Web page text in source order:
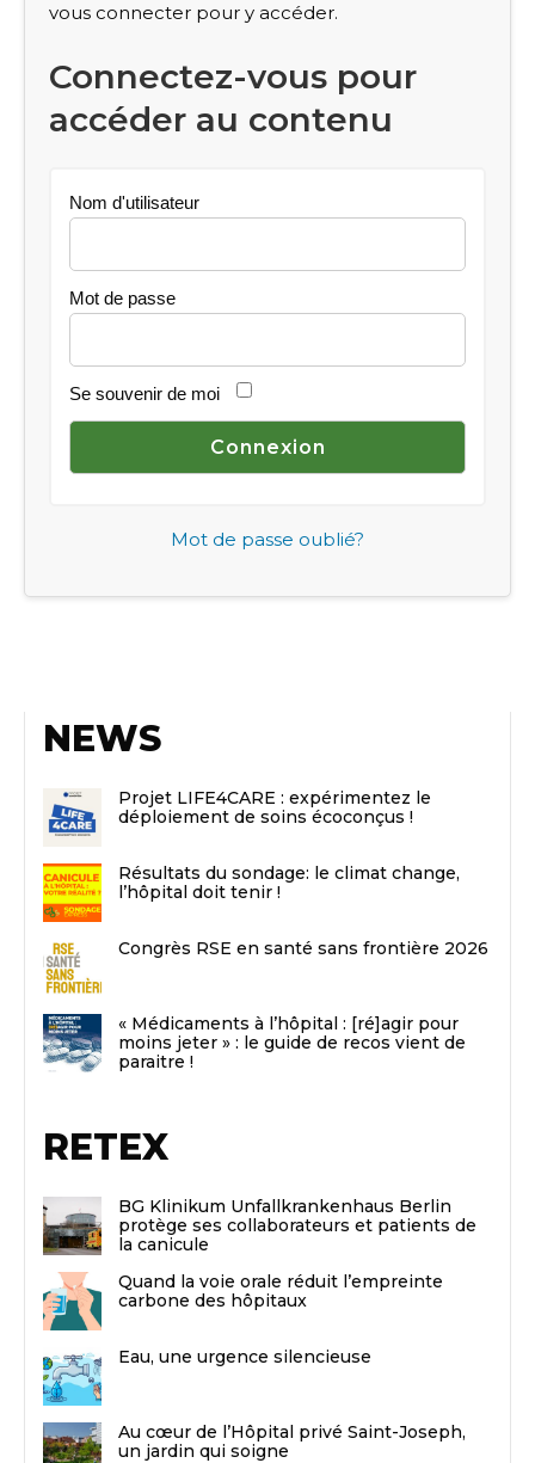
vous connecter pour y accéder.
Connectez-vous pour
accéder au contenu
Nom d'utilisateur
Mot de passe
Se souvenir de moi
Mot de passe oublié?
NEWS
Projet LIFE4CARE : expérimentez le
déploiement de soins écoconçus !
Résultats du sondage: le climat change,
l’hôpital doit tenir !
Congrès RSE en santé sans frontière 2026
« Médicaments à l’hôpital : [ré]agir pour
moins jeter » : le guide de recos vient de
paraitre !
RETEX
BG Klinikum Unfallkrankenhaus Berlin
protège ses collaborateurs et patients de
la canicule
Quand la voie orale réduit l’empreinte
carbone des hôpitaux
Eau, une urgence silencieuse
Au cœur de l’Hôpital privé Saint-Joseph,
un jardin qui soigne